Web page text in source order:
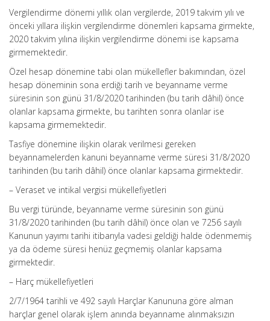
Vergilendirme dönemi yıllık olan vergilerde, 2019 takvim yılı ve
önceki yıllara ilişkin vergilendirme dönemleri kapsama girmekte,
2020 takvim yılına ilişkin vergilendirme dönemi ise kapsama
girmemektedir.
Özel hesap dönemine tabi olan mükellefler bakımından, özel
hesap döneminin sona erdiği tarih ve beyanname verme
süresinin son günü 31/8/2020 tarihinden (bu tarih dâhil) önce
olanlar kapsama girmekte, bu tarihten sonra olanlar ise
kapsama girmemektedir.
Tasfiye dönemine ilişkin olarak verilmesi gereken
beyannamelerden kanuni beyanname verme süresi 31/8/2020
tarihinden (bu tarih dâhil) önce olanlar kapsama girmektedir.
– Veraset ve intikal vergisi mükellefiyetleri
Bu vergi türünde, beyanname verme süresinin son günü
31/8/2020 tarihinden (bu tarih dâhil) önce olan ve 7256 sayılı
Kanunun yayımı tarihi itibarıyla vadesi geldiği halde ödenmemiş
ya da ödeme süresi henüz geçmemiş olanlar kapsama
girmektedir.
– Harç mükellefiyetleri
2/7/1964 tarihli ve 492 sayılı Harçlar Kanununa göre alman
harçlar genel olarak işlem anında beyanname alınmaksızın